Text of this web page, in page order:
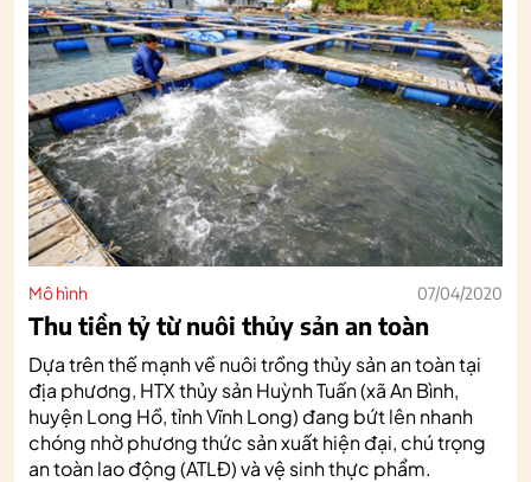
Mô hình 07/04/2020
Thu tiền tỷ từ nuôi thủy sản an toàn
Dựa trên thế mạnh về nuôi trồng thủy sản an toàn tại
địa phương, HTX thủy sản Huỳnh Tuấn (xã An Bình,
huyện Long Hồ, tỉnh Vĩnh Long) đang bứt lên nhanh
chóng nhờ phương thức sản xuất hiện đại, chú trọng
an toàn lao động (ATLĐ) và vệ sinh thực phẩm.